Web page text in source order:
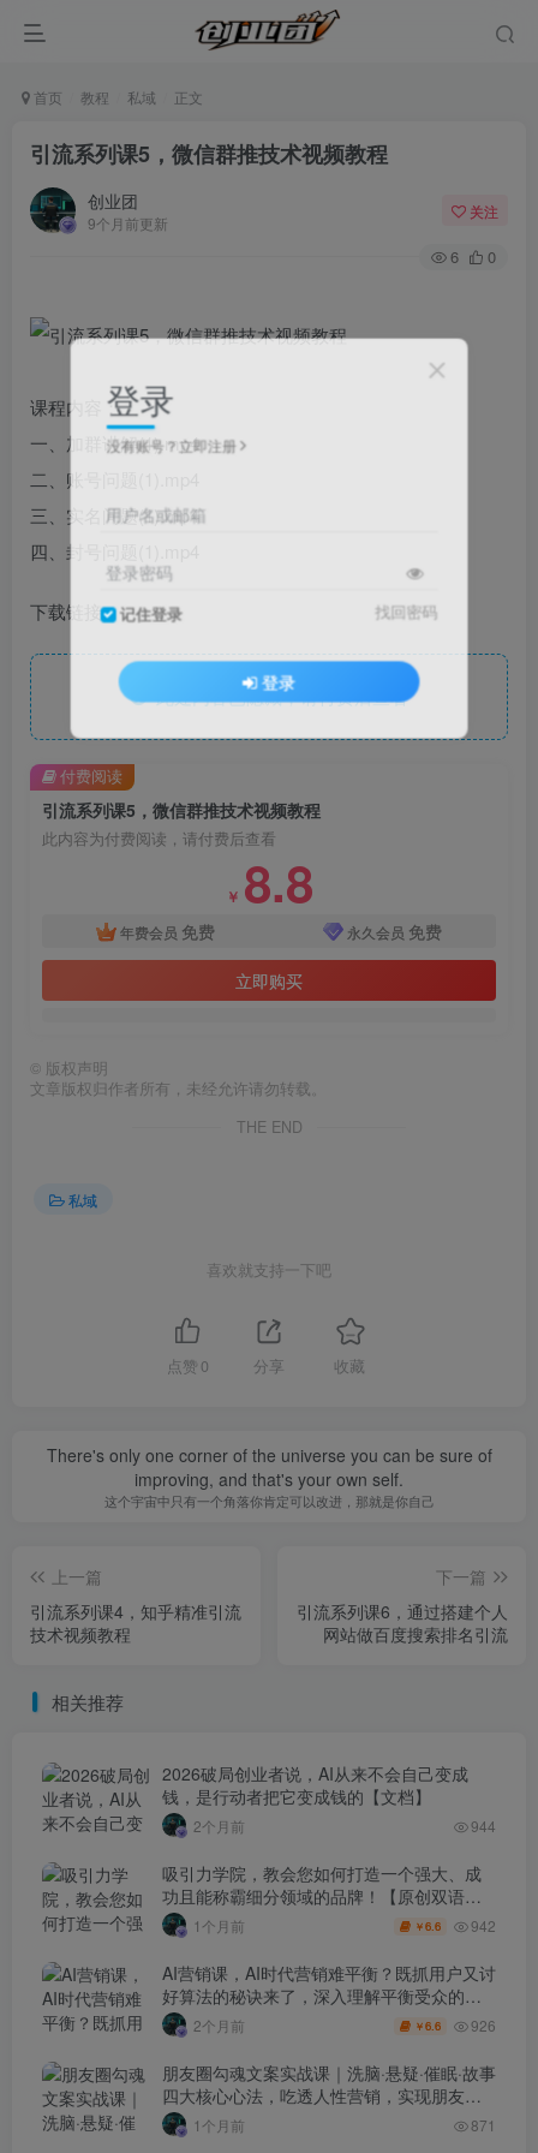
首页 教程 私域 正文
引流系列课5，微信群推技术视频教程
创业团
9个月前更新
关注
6 0
课程内容：
一、加群讲解(1).mp4
二、账号问题(1).mp4
三、实名问题(1).mp4
四、封号问题(1).mp4
下载链接
此处内容已隐藏，请付费后查看
引流系列课5，微信群推技术视频教程
此内容为付费阅读，请付费后查看
￥ 8.8
年费会员 免费 永久会员 免费
立即购买
付费阅读
© 版权声明
文章版权归作者所有，未经允许请勿转载。
THE END
私域
喜欢就支持一下吧
点赞 0 分享 收藏
There's only one corner of the universe you can be sure of
improving, and that's your own self.
这个宇宙中只有一个角落你肯定可以改进，那就是你自己
上一篇
引流系列课4，知乎精准引流
技术视频教程
下一篇
引流系列课6，通过搭建个人
网站做百度搜索排名引流
相关推荐
2026破局创业者说，AI从来不会自己变成
钱，是行动者把它变成钱的【文档】
2个月前 944
吸引力学院，教会您如何打造一个强大、成
功且能称霸细分领域的品牌！【原创双语字
幕】 1个月前 ￥6.6 942
AI营销课，AI时代营销难平衡？既抓用户又讨
好算法的秘诀来了，深入理解平衡受众的需
求【原创双语字幕】
2个月前 ￥6.6 926
朋友圈勾魂文案实战课｜洗脑·悬疑·催眠·故事
四大核心心法，吃透人性营销，实现朋友圈
不销而售被动成交
1个月前 871
登录
没有账号？立即注册
用户名或邮箱
登录密码
记住登录 找回密码
登录